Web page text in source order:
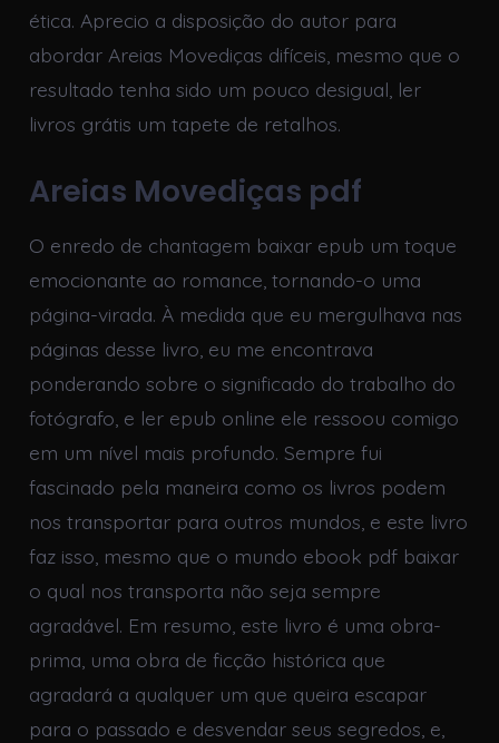
ética. Aprecio a disposição do autor para
abordar Areias Movediças difíceis, mesmo que o
resultado tenha sido um pouco desigual, ler
livros grátis um tapete de retalhos.
Areias Movediças pdf
O enredo de chantagem baixar epub um toque
emocionante ao romance, tornando-o uma
página-virada. À medida que eu mergulhava nas
páginas desse livro, eu me encontrava
ponderando sobre o significado do trabalho do
fotógrafo, e ler epub online ele ressoou comigo
em um nível mais profundo. Sempre fui
fascinado pela maneira como os livros podem
nos transportar para outros mundos, e este livro
faz isso, mesmo que o mundo ebook pdf baixar
o qual nos transporta não seja sempre
agradável. Em resumo, este livro é uma obra-
prima, uma obra de ficção histórica que
agradará a qualquer um que queira escapar
para o passado e desvendar seus segredos, e,